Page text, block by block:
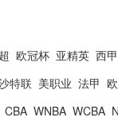
欧冠杯 亚精英 西甲
特联 美职业 法甲
CBA WNBA WCBA